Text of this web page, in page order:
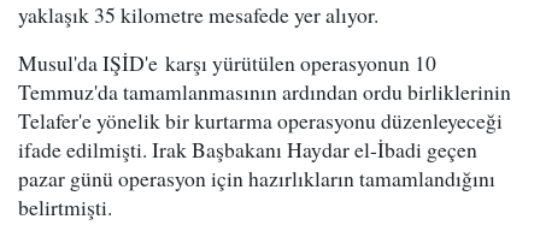
yaklaşık 35 kilometre mesafede yer alıyor.
Musul'da IŞİD'e karşı yürütülen operasyonun 10
Temmuz'da tamamlanmasının ardından ordu birliklerinin
Telafer'e yönelik bir kurtarma operasyonu düzenleyeceği
ifade edilmişti. Irak Başbakanı Haydar el-İbadi geçen
pazar günü operasyon için hazırlıkların tamamlandığını
belirtmişti.